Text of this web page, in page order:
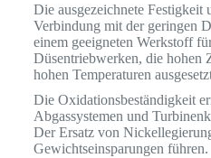
Die ausgezeichnete
Verbindung mit der geringen
einem geeigneten Werkstoff
Düsentriebwerken, die hohen
hohen Temperaturen
Die Oxidationsbeständigkeit
Abgassystemen und
Der Ersatz von
Gewichtseinsparungen führen.